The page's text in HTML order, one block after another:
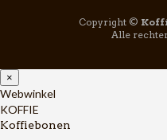
Copyright ©
Alle
×
Webwinkel
KOFFIE
Koffiebonen